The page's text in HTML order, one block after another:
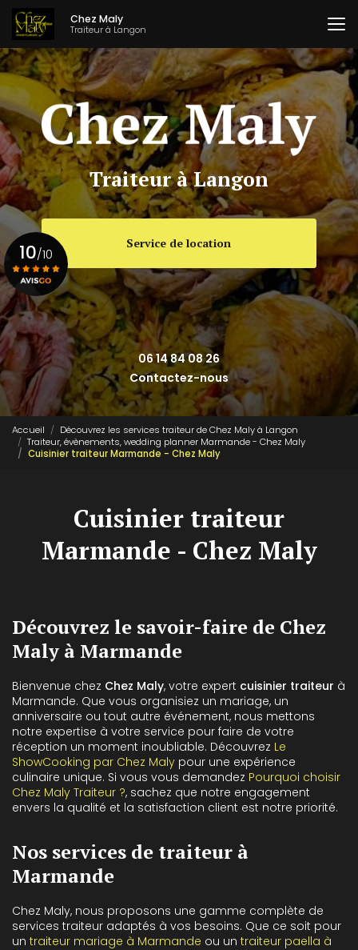
Aller
contenu
principal
Chez Maly
Traiteur à Langon
Traiteur à Langon
Service de location
06 14 84 08 26
Contactez-nous
10/10
Voir le certificat
Accueil
Découvrez les services traiteur de Chez Maly à Langon
Traiteur, évènements, wedding planner Marmande - Chez Maly
Cuisinier traiteur Marmande - Chez Maly
Cuisinier traiteur
Marmande - Chez Maly
Découvrez le savoir-faire de Chez
Maly à Marmande
Bienvenue chez Chez Maly, votre expert cuisinier traiteur à
Marmande. Que vous organisiez un mariage, un
anniversaire ou tout autre événement, nous mettons
notre expertise à votre service pour faire de votre
réception un moment inoubliable. Découvrez Le
ShowCooking par Chez Maly pour une expérience
culinaire unique. Si vous vous demandez Pourquoi choisir
Chez Maly Traiteur ?, sachez que notre engagement
envers la qualité et la satisfaction client est notre priorité.
Nos services de traiteur à
Marmande
Chez Maly, nous proposons une gamme complète de
services traiteur adaptés à vos besoins. Que ce soit pour
un traiteur mariage à Marmande ou un traiteur paella à